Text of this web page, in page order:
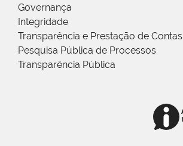
Governança
Integridade
Transparência e Prestação de Contas
Pesquisa Pública de Processos
Transparência Pública